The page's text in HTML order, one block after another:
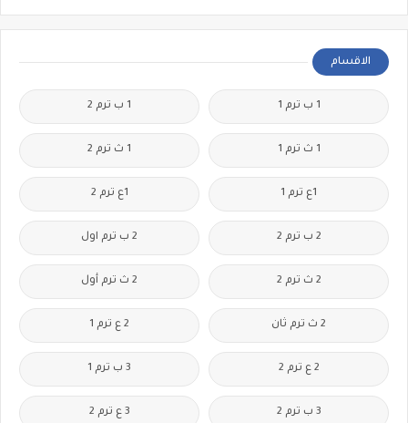
الاقسام
1 ب ترم 1 1 ب ترم 2
1 ث ترم 1 1 ث ترم 2
1ع ترم 1 1ع ترم 2
2 ب ترم 2 2 ب ترم اول
2 ث ترم 2 2 ث ترم أول
2 ث ترم ثان 2 ع ترم 1
2 ع ترم 2 3 ب ترم 1
3 ب ترم 2 3 ع ترم 2